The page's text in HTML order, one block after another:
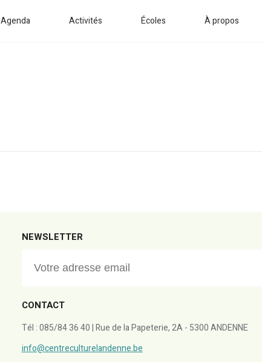
Agenda Activités Écoles À propos
NEWSLETTER
CONTACT
Tél : 085/84 36 40 | Rue de la Papeterie, 2A - 5300 ANDENNE
info@centreculturelandenne.be